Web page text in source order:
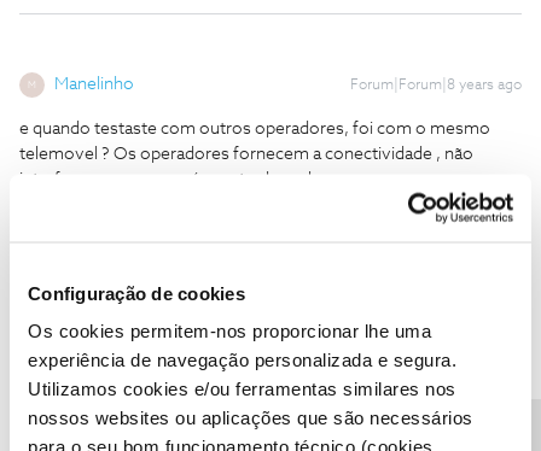
Configuração de cookies
Os cookies permitem-nos proporcionar lhe uma
experiência de navegação personalizada e segura.
Utilizamos cookies e/ou ferramentas similares nos
nossos websites ou aplicações que são necessários
para o seu bom funcionamento técnico (cookies
M Manelinho Forum|Forum|8 years ago
e quando testaste com outros operadores, foi com o mesmo
telemovel ? Os operadores fornecem a conectividade , não
interferem com o que é mostrado no browser.
M Miguel Guedes AUTOR Forum|Forum|8 years ago
Sim, quando tentei aceder com outros operadores (como e o
caso agora), foi sempre com o mesmo equipamento; apenas o